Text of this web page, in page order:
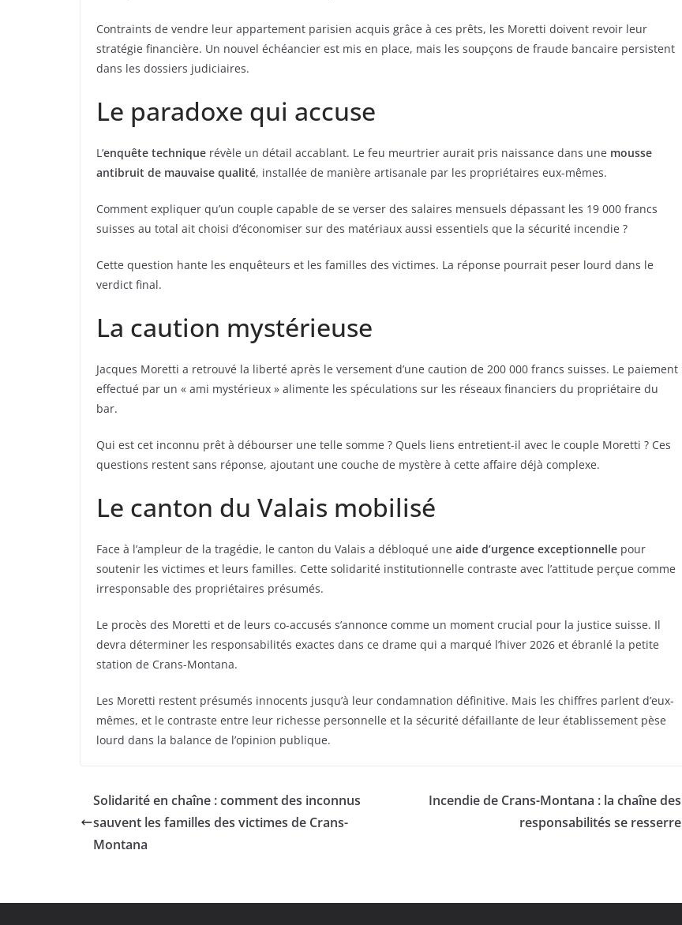
Contraints de vendre leur appartement parisien acquis grâce à ces prêts, les Moretti doivent revoir leur
stratégie financière. Un nouvel échéancier est mis en place, mais les soupçons de fraude bancaire persistent
dans les dossiers judiciaires.
Le paradoxe qui accuse
L’enquête technique révèle un détail accablant. Le feu meurtrier aurait pris naissance dans une mousse
antibruit de mauvaise qualité, installée de manière artisanale par les propriétaires eux-mêmes.
Comment expliquer qu’un couple capable de se verser des salaires mensuels dépassant les 19 000 francs
suisses au total ait choisi d’économiser sur des matériaux aussi essentiels que la sécurité incendie ?
Cette question hante les enquêteurs et les familles des victimes. La réponse pourrait peser lourd dans le
verdict final.
La caution mystérieuse
Jacques Moretti a retrouvé la liberté après le versement d’une caution de 200 000 francs suisses. Le paiement
effectué par un « ami mystérieux » alimente les spéculations sur les réseaux financiers du propriétaire du
bar.
Qui est cet inconnu prêt à débourser une telle somme ? Quels liens entretient-il avec le couple Moretti ? Ces
questions restent sans réponse, ajoutant une couche de mystère à cette affaire déjà complexe.
Le canton du Valais mobilisé
Face à l’ampleur de la tragédie, le canton du Valais a débloqué une aide d’urgence exceptionnelle pour
soutenir les victimes et leurs familles. Cette solidarité institutionnelle contraste avec l’attitude perçue comme
irresponsable des propriétaires présumés.
Le procès des Moretti et de leurs co-accusés s’annonce comme un moment crucial pour la justice suisse. Il
devra déterminer les responsabilités exactes dans ce drame qui a marqué l’hiver 2026 et ébranlé la petite
station de Crans-Montana.
Les Moretti restent présumés innocents jusqu’à leur condamnation définitive. Mais les chiffres parlent d’eux-
mêmes, et le contraste entre leur richesse personnelle et la sécurité défaillante de leur établissement pèse
lourd dans la balance de l’opinion publique.
Solidarité en chaîne : comment des inconnus
sauvent les familles des victimes de Crans-
Montana
Incendie de Crans-Montana : la chaîne des
responsabilités se resserre